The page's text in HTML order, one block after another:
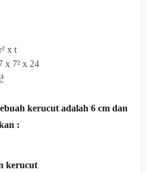
x t
x 24
kerucut adalah 6 cm dan
:
kerucut